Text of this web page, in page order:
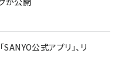
公式アプリ」、リ